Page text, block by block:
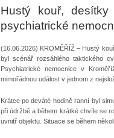
Hustý kouř,
psychiatrické
(16.06.2026) KROMĚŘÍŽ – Hustý
byl scénář rozsáhlého taktického
Psychiatrické nemocnice v
mimořádnou událost v jednom z
Krátce po deváté hodině ranní byl
při údržbě a během krátké chvíle se
uvnitř objektu. Situace se během